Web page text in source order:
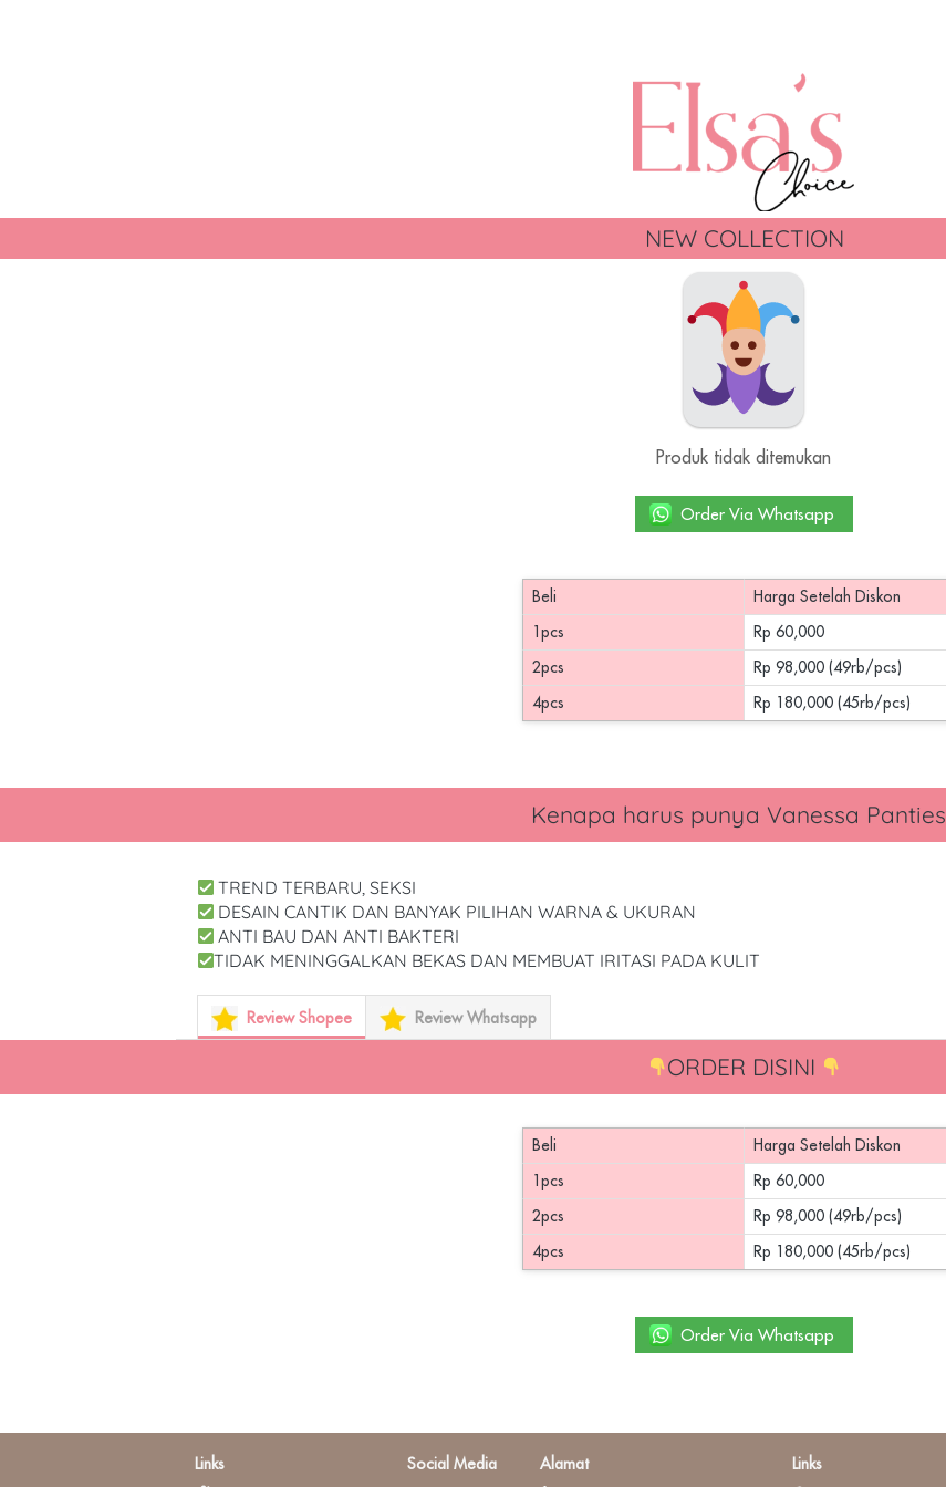
NEW COLLECTION
Produk tidak ditemukan
` Order Via Whatsapp
Beli
Harga Setelah Diskon
1pcs
Rp 60,000
2pcs
Rp 98,000 (49rb/pcs)
4pcs
Rp 180,000 (45rb/pcs)
Kenapa harus punya Vanessa Panties
TREND TERBARU, SEKSI
DESAIN CANTIK DAN BANYAK PILIHAN WARNA & UKURAN
ANTI BAU DAN ANTI BAKTERI
TIDAK MENINGGALKAN BEKAS DAN MEMBUAT IRITASI PADA KULIT
Review Shopee Review Whatsapp
ORDER DISINI
Beli
Harga Setelah Diskon
1pcs
Rp 60,000
2pcs
Rp 98,000 (49rb/pcs)
4pcs
Rp 180,000 (45rb/pcs)
` Order Via Whatsapp
Links Social Media Alamat Links